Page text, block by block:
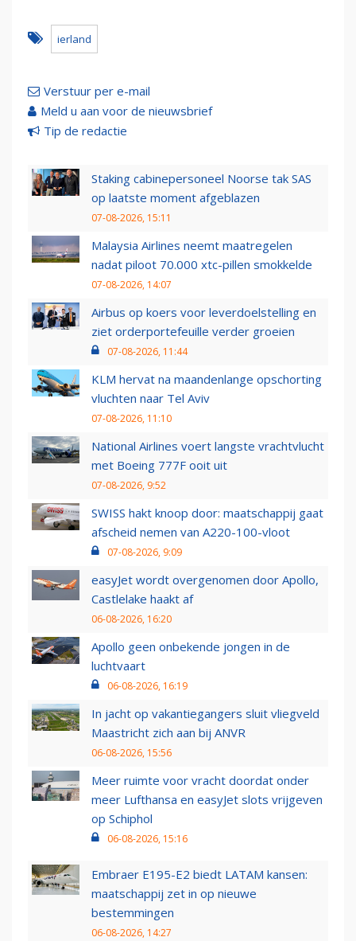
ierland
Verstuur per e-mail
Meld u aan voor de nieuwsbrief
Tip de redactie
Staking cabinepersoneel Noorse tak SAS
op laatste moment afgeblazen
07-08-2026, 15:11
Malaysia Airlines neemt maatregelen
nadat piloot 70.000 xtc-pillen smokkelde
07-08-2026, 14:07
Airbus op koers voor leverdoelstelling en
ziet orderportefeuille verder groeien
07-08-2026, 11:44
KLM hervat na maandenlange opschorting
vluchten naar Tel Aviv
07-08-2026, 11:10
National Airlines voert langste vrachtvlucht
met Boeing 777F ooit uit
07-08-2026, 9:52
SWISS hakt knoop door: maatschappij gaat
afscheid nemen van A220-100-vloot
07-08-2026, 9:09
easyJet wordt overgenomen door Apollo,
Castlelake haakt af
06-08-2026, 16:20
Apollo geen onbekende jongen in de
luchtvaart
06-08-2026, 16:19
In jacht op vakantiegangers sluit vliegveld
Maastricht zich aan bij ANVR
06-08-2026, 15:56
Meer ruimte voor vracht doordat onder
meer Lufthansa en easyJet slots vrijgeven
op Schiphol
06-08-2026, 15:16
Embraer E195-E2 biedt LATAM kansen:
maatschappij zet in op nieuwe
bestemmingen
06-08-2026, 14:27